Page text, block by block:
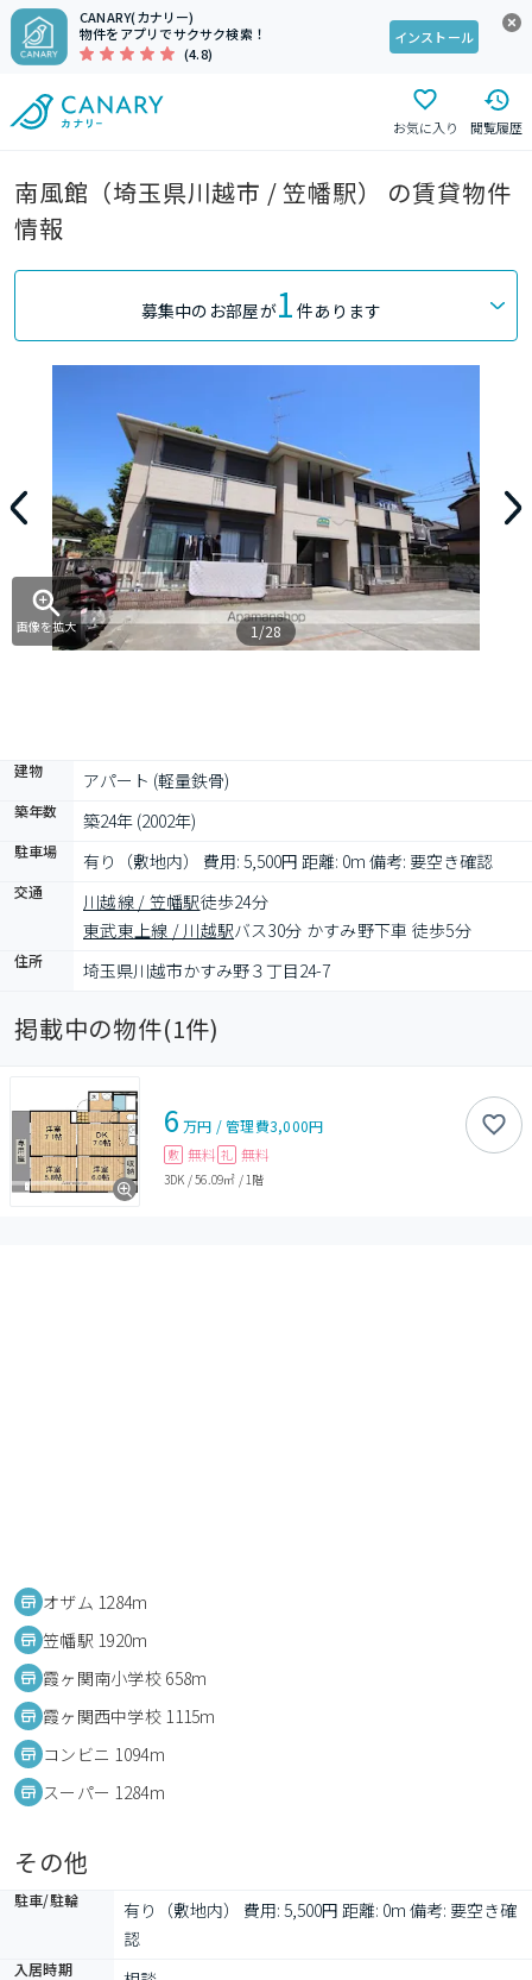
CANARY(カナリー)
物件をアプリでサクサク検索！
(4.8)
インストール
お気に入り 閲覧履歴
南風館（埼玉県川越市 / 笠幡駅） の賃貸物件
情報
募集中のお部屋が1 件あります
画像を拡大 1/28
建物 アパート (軽量鉄骨)
築年数 築24年 (2002年)
駐車場 有り（敷地内） 費用: 5,500円 距離: 0m 備考: 要空き確認
交通 川越線 / 笠幡駅徒歩24分
東武東上線 / 川越駅バス30分 かすみ野下車 徒歩5分
住所 埼玉県川越市かすみ野３丁目24-7
掲載中の物件(1件)
6 万円 /管理費3,000円
敷 無料 礼 無料
3DK /56.09㎡ / 1階
オザム 1284m
笠幡駅 1920m
霞ヶ関南小学校 658m
霞ヶ関西中学校 1115m
コンビニ 1094m
スーパー 1284m
その他
駐車/駐輪
有り（敷地内） 費用: 5,500円 距離: 0m 備考: 要空き確
認
入居時期